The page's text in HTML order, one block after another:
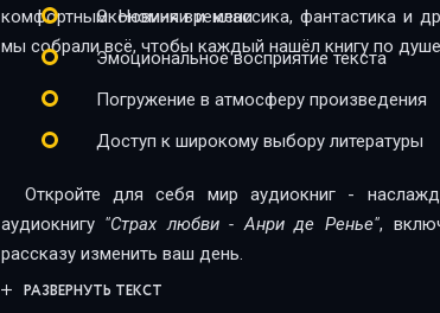
02_07_Strah lyubvi
02_09_Strah lyubvi
02_11_Strah lyubvi
02_12_Strah lyubvi
комфортным. Новинки и классика, фантастика и
мы собрали всё, чтобы каждый нашёл книгу по
Экономия времени
Эмоциональное восприятие текста
Погружение в атмосферу произведения
Доступ к широкому выбору литературы
Откройте для себя мир аудиокниг -
аудиокнигу "Страх любви - Анри де Ренье",
рассказу изменить ваш день.
РАЗВЕРНУТЬ ТЕКСТ